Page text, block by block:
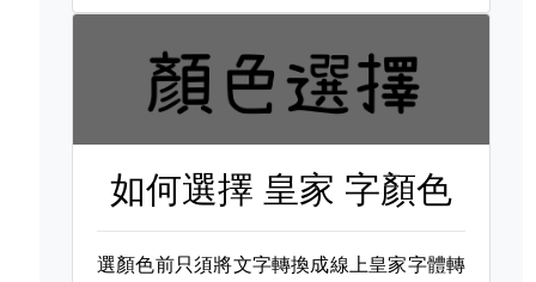
如何選擇 皇家 字顏色
選顏色前只須將文字轉換成線上皇家字體轉